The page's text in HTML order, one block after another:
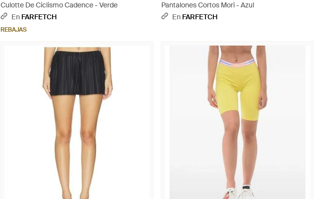
Culotte De Ciclismo Cadence - Verde
En FARFETCH
REBAJAS
Pantalones Cortos Mori - Azul
En FARFETCH